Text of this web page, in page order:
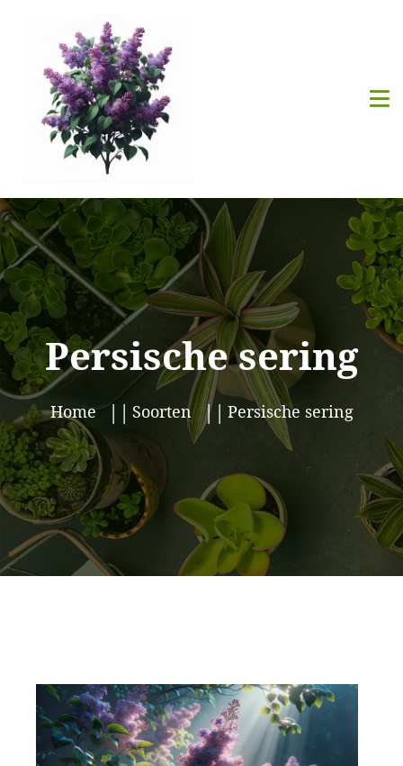
Persische sering
Home Soorten Persische sering